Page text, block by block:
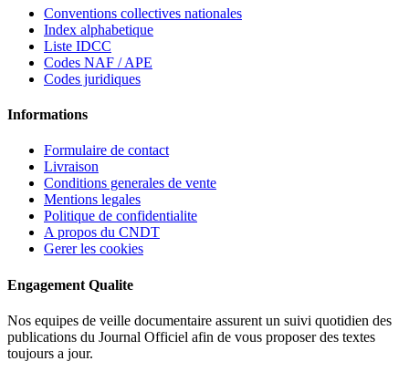
Conventions collectives nationales
Index alphabetique
Liste IDCC
Codes NAF / APE
Codes juridiques
Informations
Formulaire de contact
Livraison
Conditions generales de vente
Mentions legales
Politique de confidentialite
A propos du CNDT
Gerer les cookies
Engagement Qualite
Nos equipes de veille documentaire assurent un suivi quotidien des
publications du Journal Officiel afin de vous proposer des textes
toujours a jour.